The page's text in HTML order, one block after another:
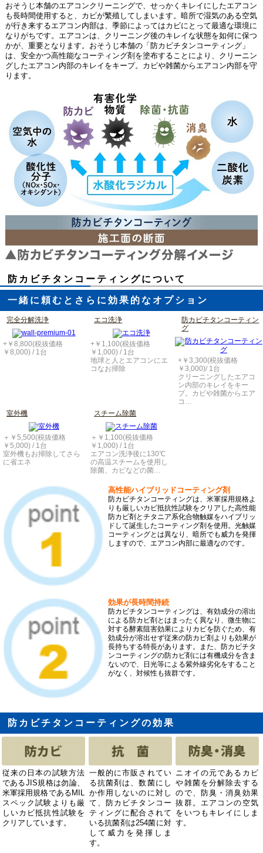
おそうじ本舗のエアコンクリーニングで、せっかくキレイにしたエアコン
も長時間使用すると、カビが繁殖してしまいます。暗所で湿気のある空気
が行き来するエアコン内部は、季節によってはカビにとって最適な環境に
なりがちです。エアコンは、クリーニング後のキレイな状態を如何に保つ
かが、重要となります。おそうじ本舗の「防カビチタンコーティング」
は、安全かつ高性能なコーティング剤を塗布することにより、クリーニン
グしたエアコン内部のキレイをキープ。カビや雑菌からエアコン内部を守
ります。
防カビチタンコーティングについて
一緒に頼むとさらに効果的なオプション
完全分解洗浄
+￥8,800(税抜価格
￥8,000) / 1台
エコ洗浄
+￥1,100(税抜価格
￥1,000) / 1台
地球と人とエアコンにエ
コなお掃除
防カビチタンコーティン
グ
+￥3,300(税抜価格
￥3,000)/ 1台
クリーニングしたエアコ
ン内部のキレイをキー
プ。カビや雑菌からエア
コ…
室外機
＋￥5,500(税抜価格
￥5,000) / 1台
室外機もお掃除してさら
に省エネ
スチーム除菌
＋￥1,100(税抜価格
￥1,000) / 1台
エアコン洗浄後に130℃
の高温スチームを使用し
除菌、カビなどの菌…
高性能ハイブリッドコーティング剤
防カビチタンコーティングは、米軍採用規格よ
りも厳しいカビ抵抗性試験をクリアした高性能
防カビ剤とチタニア系化合物触媒をハイブリッ
ドして誕生したコーティング剤を使用。光触媒
コーティングとは異なり、暗所でも威力を発揮
しますので、エアコン内部に最適なのです。
効果が長時間持続
防カビチタンコーティングは、有効成分の溶出
による防カビ剤とはまったく異なり、微生物に
対する酵素阻害効果によりカビを防ぐため、有
効成分が溶出せず従来の防カビ剤よりも効果が
長持ちする特長があります。また、防カビチタ
ンコーティングの防カビ剤には有機成分を含ま
ないので、日光等による紫外線劣化をすること
がなく、対候性も抜群です。
防カビチタンコーティングの効果
従来の日本の試験方法
であるJIS規格は勿論、
米軍採用規格であるMIL
スペック試験よりも厳
しいカビ抵抗性試験を
クリアしています。
一般的に市販されてい
る抗菌剤は、数菌にし
か作用しないのに対し
て、防カビチタンコー
ティングに配合されて
いる抗菌剤は254菌に対
して威力を発揮しま
す。
ニオイの元であるカビ
や雑菌を分解除去する
ので、防臭・消臭効果
抜群。エアコンの空気
をいつもキレイにしま
す。